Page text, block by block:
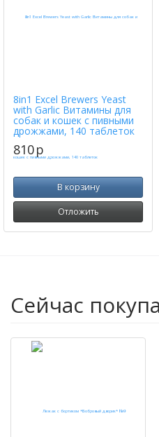
8in1 Excel Brewers Yeast
with Garlic Витамины для
собак и кошек с пивными
дрожжами, 140 таблеток
810p
В корзину
Отложить
Сейчас